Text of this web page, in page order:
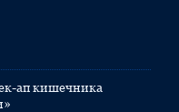
ап кишечника